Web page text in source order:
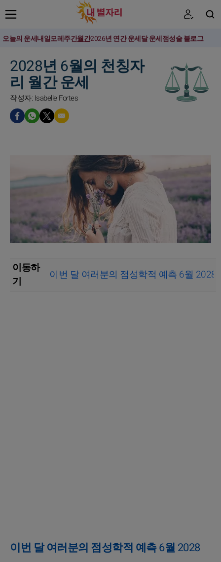
오늘의 운세내일모레주간월간2026년 연간 운세달 운세점성술 블로그
2028년 6월의 천칭자
리 월간 운세
작성자: Isabelle Fortes
이동하
기
이번 달 여러분의 점성학적 예측 6월 2028
이번 달 여러분의 점성학적 예측 6월 2028